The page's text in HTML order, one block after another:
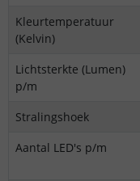
Kleurtemperatuur
(Kelvin)
Lichtsterkte (Lumen)
p/m
Stralingshoek
Aantal LED's p/m